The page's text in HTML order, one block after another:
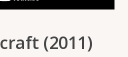
(2011)